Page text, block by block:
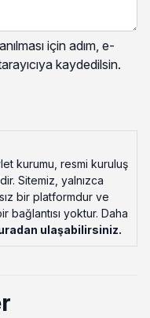
için adım, e-
kaydedilsin.
kurumu, resmi kuruluş
Sitemiz, yalnızca
bir platformdur ve
yoktur. Daha
ulaşabilirsiniz.